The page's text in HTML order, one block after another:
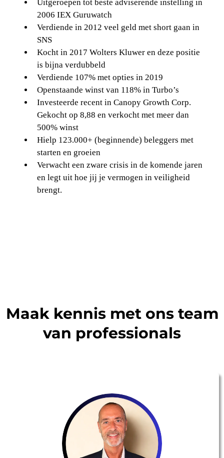
Uitgeroepen tot beste adviserende instelling in
2006 IEX Guruwatch
Verdiende in 2012 veel geld met short gaan in
SNS
Kocht in 2017 Wolters Kluwer en deze positie
is bijna verdubbeld
Verdiende 107% met opties in 2019
Openstaande winst van 118% in Turbo’s
Investeerde recent in Canopy Growth Corp.
Gekocht op 8,88 en verkocht met meer dan
500% winst
Hielp 123.000+ (beginnende) beleggers met
starten en groeien
Verwacht een zware crisis in de komende jaren
en legt uit hoe jij je vermogen in veiligheid
brengt.
Maak kennis met ons team
van professionals